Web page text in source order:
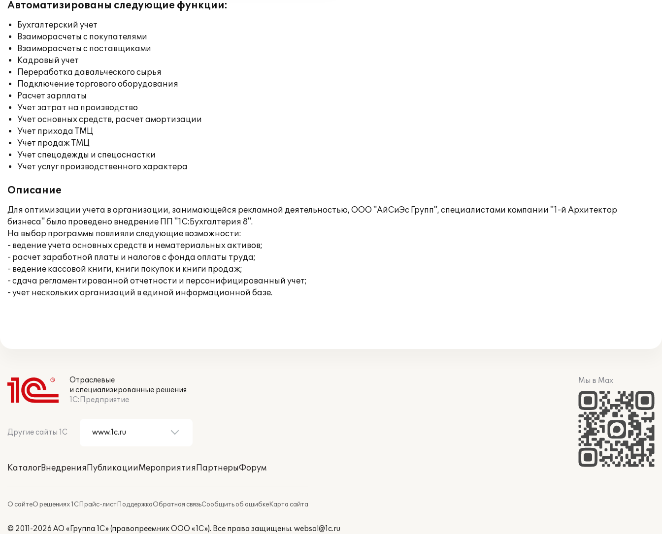
Автоматизированы следующие функции:
Бухгалтерский учет
Взаиморасчеты с покупателями
Взаиморасчеты с поставщиками
Кадровый учет
Переработка давальческого сырья
Подключение торгового оборудования
Расчет зарплаты
Учет затрат на производство
Учет основных средств, расчет амортизации
Учет прихода ТМЦ
Учет продаж ТМЦ
Учет спецодежды и спецоснастки
Учет услуг производственного характера
Описание
Для оптимизации учета в организации, занимающейся рекламной деятельностью, ООО "АйСиЭс Групп", специалистами компании "1-й Архитектор
бизнеса" было проведено внедрение ПП "1С:Бухгалтерия 8".
На выбор программы повлияли следующие возможности:
- ведение учета основных средств и нематериальных активов;
- расчет заработной платы и налогов с фонда оплаты труда;
- ведение кассовой книги, книги покупок и книги продаж;
- сдача регламентированной отчетности и персонифицированный учет;
- учет нескольких организаций в единой информационной базе.
Отраслевые
и специализированные решения
1С:Предприятие
Другие сайты 1С
КаталогВнедренияПубликацииМероприятияПартнерыФорум
О сайтеО решениях 1СПрайс-листПоддержкаОбратная связьСообщить об ошибкеКарта сайта
Мы в Max
© 2011-2026 АО «Группа 1С» (правопреемник ООО «1С»). Все права защищены. websol@1c.ru